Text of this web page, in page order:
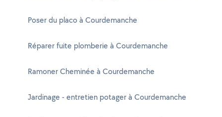
Poser du placo à Courdemanche
Réparer fuite plomberie à Courdemanche
Ramoner Cheminée à Courdemanche
Jardinage - entretien potager à Courdemanche